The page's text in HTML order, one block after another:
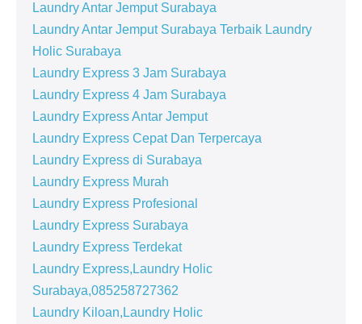
Laundry Antar Jemput Surabaya
Laundry Antar Jemput Surabaya Terbaik Laundry
Holic Surabaya
Laundry Express 3 Jam Surabaya
Laundry Express 4 Jam Surabaya
Laundry Express Antar Jemput
Laundry Express Cepat Dan Terpercaya
Laundry Express di Surabaya
Laundry Express Murah
Laundry Express Profesional
Laundry Express Surabaya
Laundry Express Terdekat
Laundry Express,Laundry Holic
Surabaya,085258727362
Laundry Kiloan,Laundry Holic